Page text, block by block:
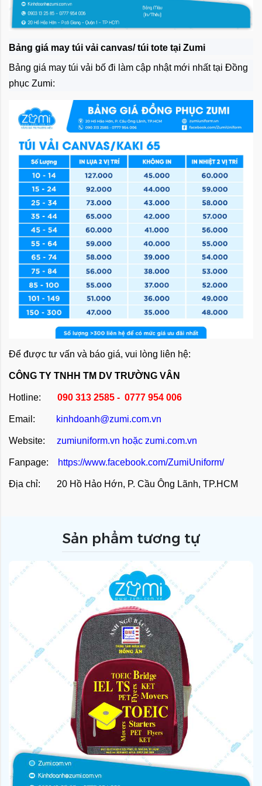
Bảng giá may túi vải canvas/ túi tote tại Zumi
Bảng giá may túi vải bố đi làm cập nhật mới nhất tại Đồng
phục Zumi:
Để được tư vấn và báo giá, vui lòng liên hệ:
CÔNG TY TNHH TM DV TRƯỜNG VÂN
Hotline: 090 313 2585 - 0777 954 006
Email: kinhdoanh@zumi.com.vn
Website: zumiuniform.vn hoặc zumi.com.vn
Fanpage: https://www.facebook.com/ZumiUniform/
Địa chỉ: 20 Hồ Hảo Hớn, P. Cầu Ông Lãnh, TP.HCM
Sản phẩm tương tự